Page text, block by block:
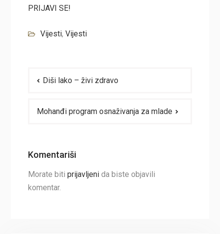
PRIJAVI SE!
Vijesti, Vijesti
članaka
Diši lako – živi zdravo
Mohanđi program osnaživanja za mlade
Komentariši
Morate biti prijavljenida biste objavili
komentar.